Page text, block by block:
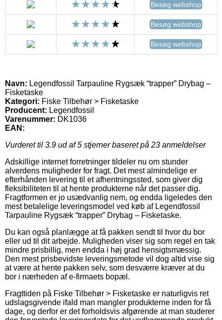
Besøg webshop
Besøg webshop
Besøg webshop
Navn: Legendfossil Tarpauline Rygsæk “trapper” Drybag –
Fisketaske
Kategori: Fiske Tilbehør > Fisketaske
Producent: Legendfossil
Varenummer: DK1036
EAN:
Vurderet til 3.9 ud af 5 stjerner baseret på 23 anmeldelser
Adskillige internet forretninger tildeler nu om stunder
alverdens muligheder for fragt. Det mest almindelige er
efterhånden levering til et afhentningssted, som giver dig
fleksibiliteten til at hente produkterne når det passer dig.
Fragtformen er jo usædvanlig nem, og endda ligeledes den
mest betalelige leveringsmodel ved køb af Legendfossil
Tarpauline Rygsæk “trapper” Drybag – Fisketaske.
Du kan også planlægge at få pakken sendt til hvor du bor
eller ud til dit arbejde. Muligheden viser sig som regel en tak
mindre prisbillig, men endda i høj grad hensigtsmæssig.
Den mest prisbevidste leveringsmetode vil dog altid vise sig
at være at hente pakken selv, som desværre kræver at du
bor i nærheden af e-firmaets bopæl.
Fragttiden på Fiske Tilbehør > Fisketaske er naturligvis ret
udslagsgivende ifald man mangler produkterne inden for få
dage, og derfor er det forholdsvis afgørende at man studerer